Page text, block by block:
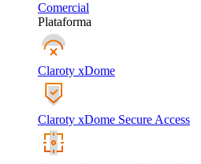
Comercial
Plataforma
Claroty xDome
Claroty xDome Secure Access